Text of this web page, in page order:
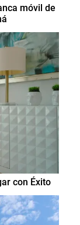
móvil de
con Éxito